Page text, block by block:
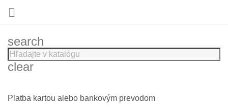

search
clear
Platba kartou alebo bankovým prevodom